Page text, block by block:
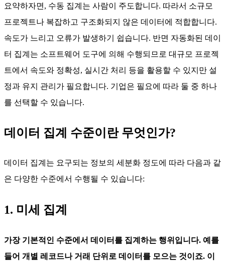
요약하자면, 수동 집계는 사람이 주도합니다. 따라서 소규모
프로젝트나 복잡하고 구조화되지 않은 데이터에 적합합니다.
속도가 느리고 오류가 발생하기 쉽습니다. 반면 자동화된 데이
터 집계는 소프트웨어 도구에 의해 수행되므로 대규모 프로젝
트에서 속도와 정확성, 실시간 처리 등을 활용할 수 있지만 설
정과 유지 관리가 필요합니다. 기업은 필요에 따라 둘 중 하나
를 선택할 수 있습니다.
데이터 집계 수준이란 무엇인가?
데이터 집계는 요구되는 정보의 세분화 정도에 따라 다음과 같
은 다양한 수준에서 수행될 수 있습니다:
1. 미세 집계
가장 기본적인 수준에서 데이터를 집계하는 행위입니다. 예를
들어 개별 레코드나 거래 단위로 데이터를 모으는 것이죠. 이